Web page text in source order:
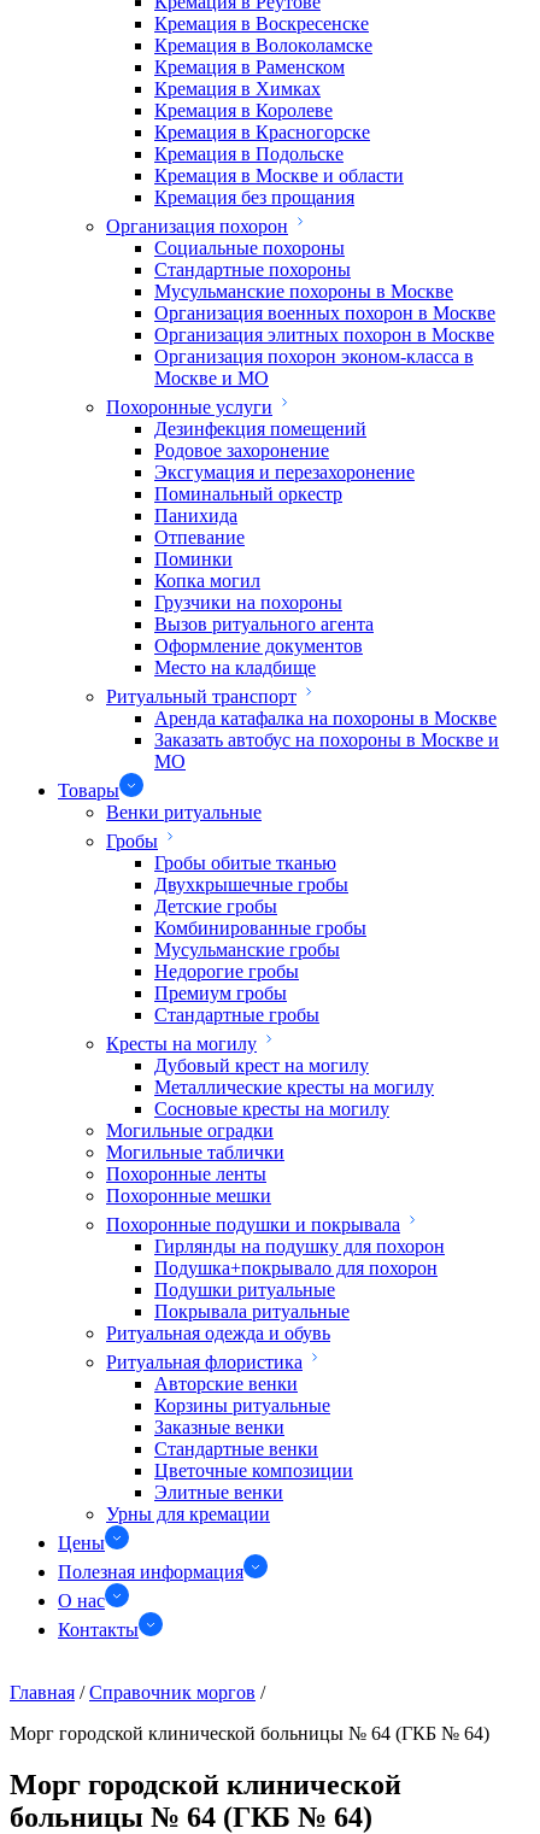
Кремация в Воскресенске
Кремация в Волоколамске
Кремация в Раменском
Кремация в Химках
Кремация в Королеве
Кремация в Красногорске
Кремация в Подольске
Кремация в Москве и области
Кремация без прощания
Организация похорон
Социальные похороны
Стандартные похороны
Мусульманские похороны в Москве
Организация военных похорон в Москве
Организация элитных похорон в Москве
Организация похорон эконом-класса в
Москве и МО
Похоронные услуги
Дезинфекция помещений
Родовое захоронение
Эксгумация и перезахоронение
Поминальный оркестр
Панихида
Отпевание
Поминки
Копка могил
Грузчики на похороны
Вызов ритуального агента
Оформление документов
Место на кладбище
Ритуальный транспорт
Аренда катафалка на похороны в Москве
Заказать автобус на похороны в Москве и
МО
Товары
Венки ритуальные
Гробы
Гробы обитые тканью
Двухкрышечные гробы
Детские гробы
Комбинированные гробы
Мусульманские гробы
Недорогие гробы
Премиум гробы
Стандартные гробы
Кресты на могилу
Дубовый крест на могилу
Металлические кресты на могилу
Сосновые кресты на могилу
Могильные оградки
Могильные таблички
Похоронные ленты
Похоронные мешки
Похоронные подушки и покрывала
Гирлянды на подушку для похорон
Подушка+покрывало для похорон
Подушки ритуальные
Покрывала ритуальные
Ритуальная одежда и обувь
Ритуальная флористика
Авторские венки
Корзины ритуальные
Заказные венки
Стандартные венки
Цветочные композиции
Элитные венки
Урны для кремации
Цены
Полезная информация
О нас
Контакты
Главная / Справочник моргов /
Морг городской клинической больницы № 64 (ГКБ № 64)
Морг городской клинической
больницы № 64 (ГКБ № 64)